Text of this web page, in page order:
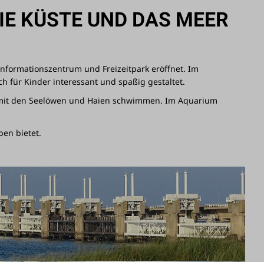
KÜSTE UND DAS MEER I
und Freizeitpark eröffnet. Im
für Kinder interessant und spaßig gestaltet.
den Seelöwen und Haien schwimmen. Im Aquarium
bietet.